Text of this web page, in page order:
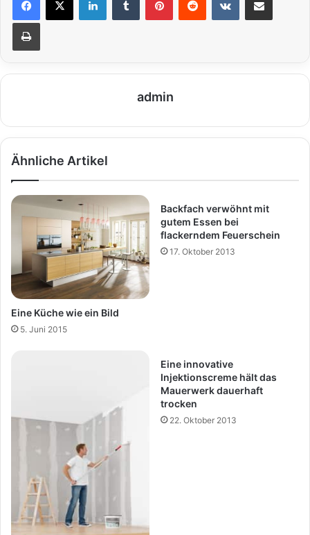
admin
Ähnliche Artikel
Eine Küche wie ein Bild
5. Juni 2015
Backfach verwöhnt mit
gutem Essen bei
flackerndem Feuerschein
17. Oktober 2013
Eine innovative
Injektionscreme hält das
Mauerwerk dauerhaft
trocken
22. Oktober 2013